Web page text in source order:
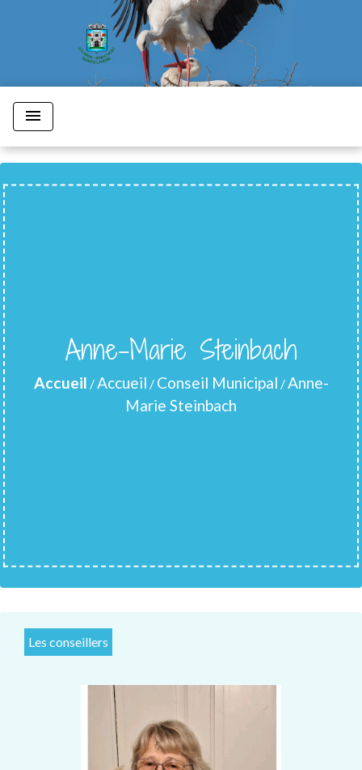
menu
Anne-Marie Steinbach
Accueil / Accueil / Conseil Municipal / Anne-
Marie Steinbach
Les conseillers